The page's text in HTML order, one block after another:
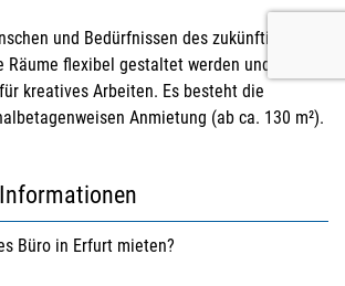
und Bedürfnissen des zukünftigen
Räume flexibel gestaltet werden und bieten
kreatives Arbeiten. Es besteht die
Anmietung (ab ca. 130 m²).
Büro in Erfurt mieten?